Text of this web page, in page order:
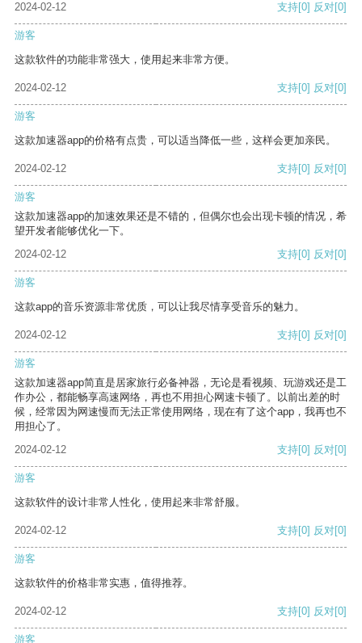
2024-02-12 支持[0] 反对[0]
游客
这款软件的功能非常强大，使用起来非常方便。
2024-02-12 支持[0] 反对[0]
游客
这款加速器app的价格有点贵，可以适当降低一些，这样会更加亲民。
2024-02-12 支持[0] 反对[0]
游客
这款加速器app的加速效果还是不错的，但偶尔也会出现卡顿的情况，希
望开发者能够优化一下。
2024-02-12
支持[0] 反对[0]
游客
这款app的音乐资源非常优质，可以让我尽情享受音乐的魅力。
2024-02-12 支持[0] 反对[0]
游客
这款加速器app简直是居家旅行必备神器，无论是看视频、玩游戏还是工
作办公，都能畅享高速网络，再也不用担心网速卡顿了。以前出差的时
候，经常因为网速慢而无法正常使用网络，现在有了这个app，我再也不
用担心了。
2024-02-12
支持[0] 反对[0]
游客
这款软件的设计非常人性化，使用起来非常舒服。
2024-02-12 支持[0] 反对[0]
游客
这款软件的价格非常实惠，值得推荐。
2024-02-12 支持[0] 反对[0]
游客